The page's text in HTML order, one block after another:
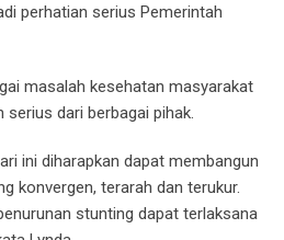
perhatian serius Pemerintah
masalah kesehatan masyarakat
dari berbagai pihak.
ini diharapkan dapat membangun
konvergen, terarah dan terukur.
stunting dapat terlaksana